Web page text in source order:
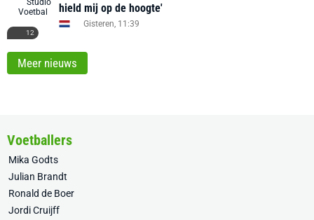
12
hield mij op de hoogte'
Gisteren, 11:39
Meer nieuws
Voetballers
Mika Godts
Julian Brandt
Ronald de Boer
Jordi Cruijff